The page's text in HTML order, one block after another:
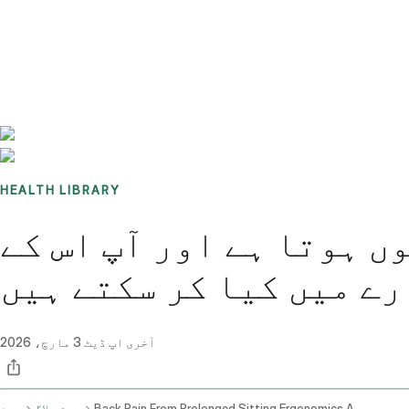
HEALTH LIBRARY
ہوتا ہے اور آپ اس کے
میں کیا کر سکتے ہیں
آخری اپ ڈیٹ 3 مارچ، 2026